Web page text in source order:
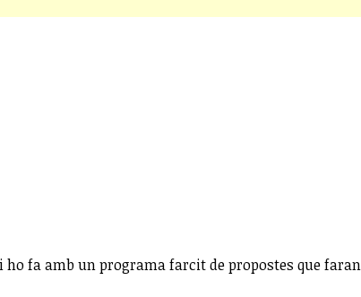
ho fa amb un programa farcit de propostes que